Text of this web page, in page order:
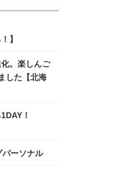
】
化。楽しんご
した【北海
！
パーソナル